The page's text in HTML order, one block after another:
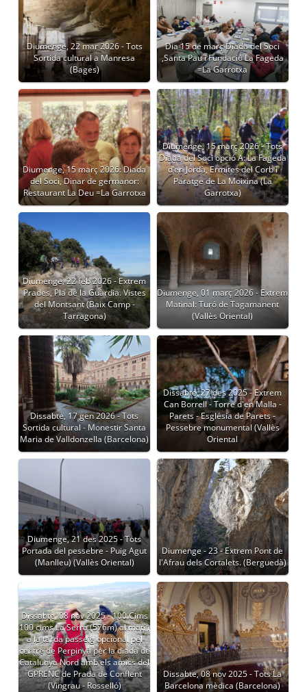
Diumenge, 22 mar 2026 - Tots
Sortida cultural a Manresa
(Bages)
Dia 15 de març Diada del Soci
,Santa Pau i Fundació La Fageda
=La Garrotxa
Diumenge, 15 març 2026: Diada
del Soci, Dinar de germanor:
Restaurant La Deu =La Garrotxa
Diumenge, 15 març 2026 - Tots
Diada del Soci opció A: La Fageda
d’en Jordà, Ermites del Corb i
Paratge de La Moixina (La
Garrotxa)
Diumenge, 22 feb 2026 - Extrem
Prades, Pla de la Guàrdia. Vistes
del Montsant (Baix Camp -
Tarragona)
Diumenge, 01 març 2026 - Extrem
Matinal: Turó de Tagamanent
(Vallès Oriental)
Dissabte, 17 gen 2026 - Tots
Sortida cultural - Monestir Santa
Maria de Valldonzella (Barcelona)
Dissabte, 27 des 2025 - Extrem
Can Borrell - Torre d'en Malla -
Parets - Església de Parets -
Pessebre monumental (Vallès
Oriental
Diumenge, 21 des 2025 - Tots
Portada del pessebre - Puig Agut
(Manlleu) (Vallès Oriental)
Diumenge - 23 - Extrem Pont de
l'Afrau dels Cortalets. (Berguedà)
Dissabte, 08 nov 2025 - 100 Cims
100 cims La Serra (576m) al matí i
a la tarda passeig opcional pel
centre de Perpinyà per la diada de
Catalunya Nord amb els amics del
GPRENC de Prada de Conflent
(Vingrau - Rosselló)
Dissabte, 08 nov 2025 - Tots La
Barcelona mèdica (Barcelona)